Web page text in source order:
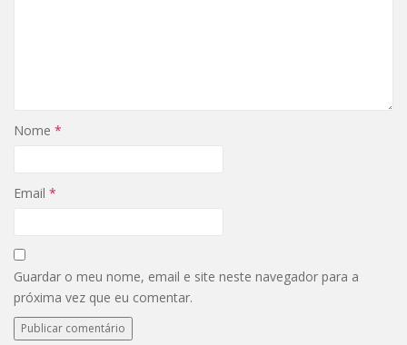
Nome *
Email *
Guardar o meu nome, email e site neste navegador para a
próxima vez que eu comentar.